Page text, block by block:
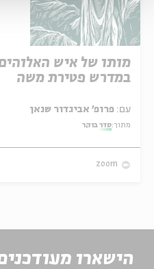
מותו של איש
במדרש פטירת משה
עם:
מתוך:סדר בוקר
zoom
הישארו